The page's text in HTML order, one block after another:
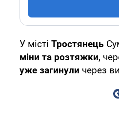
У місті Тростянець
міни та розтяжки,
уже загинули через